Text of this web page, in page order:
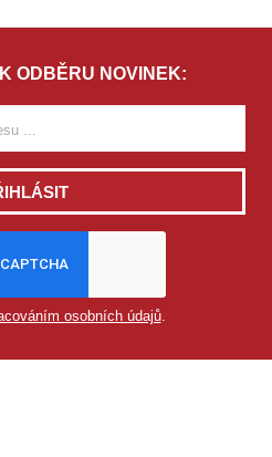
ODBĚRU NOVINEK:
osobních údajů.